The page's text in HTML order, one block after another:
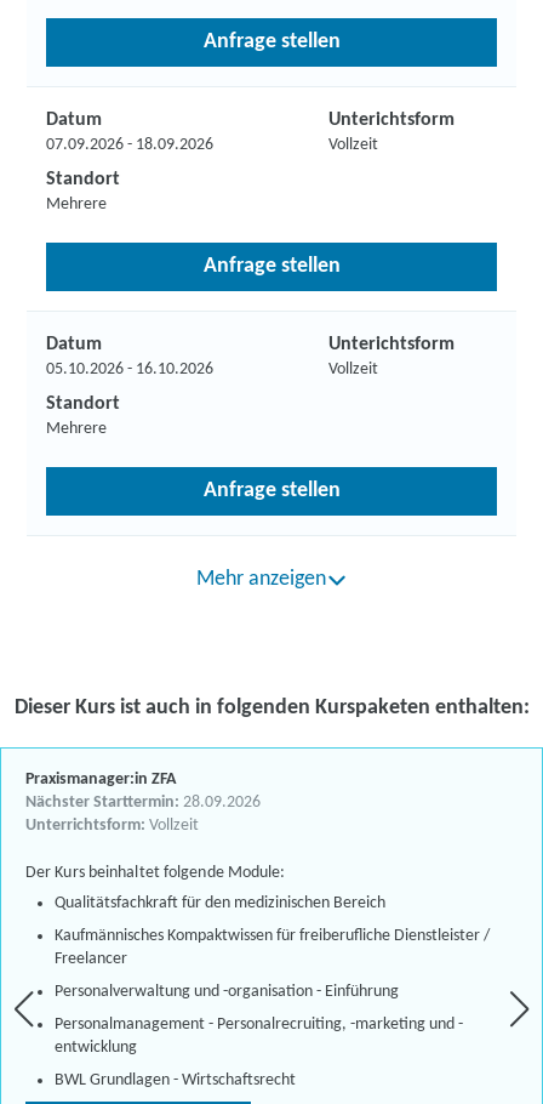
Anfrage stellen
Datum
07.09.2026 - 18.09.2026
Unterichtsform
Vollzeit
Standort
Mehrere
Anfrage stellen
Datum
05.10.2026 - 16.10.2026
Unterichtsform
Vollzeit
Standort
Mehrere
Anfrage stellen
Mehr anzeigen
Dieser Kurs ist auch in folgenden Kurspaketen enthalten:
Praxismanager:in ZFA
Nächster Starttermin: 28.09.2026
Unterrichtsform: Vollzeit
Der Kurs beinhaltet folgende Module:
Qualitätsfachkraft für den medizinischen Bereich
Kaufmännisches Kompaktwissen für freiberufliche Dienstleister /
Freelancer
Personalverwaltung und -organisation - Einführung
Personalmanagement - Personalrecruiting, -marketing und -
entwicklung
BWL Grundlagen - Wirtschaftsrecht